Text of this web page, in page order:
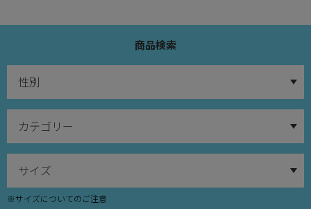
商品検索
※サイズについてのご注意